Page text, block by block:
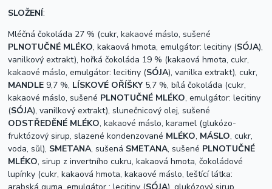
SLOŽENÍ:
Mléčná čokoláda 27 % (cukr, kakaové máslo, sušené
PLNOTUČNÉ MLÉKO, kakaová hmota, emulgátor: lecitiny (SÓJA),
vanilkový extrakt), hořká čokoláda 19 % (kakaová hmota, cukr,
kakaové máslo, emulgátor: lecitiny (SÓJA), vanilka extrakt), cukr,
MANDLE 9,7 %, LÍSKOVÉ OŘÍŠKY5,7 %, bílá čokoláda (cukr,
kakaové máslo, sušené PLNOTUČNÉ MLÉKO, emulgátor: lecitiny
(SÓJA), vanilkový extrakt), slunečnicový olej, sušené
ODSTŘEDĚNÉ MLÉKO, kakaové máslo, karamel (glukózo-
fruktózový sirup, slazené kondenzované MLÉKO, MÁSLO, cukr,
voda, sůl), SMETANA, sušená SMETANA, sušené PLNOTUČNÉ
MLÉKO, sirup z invertního cukru, kakaová hmota, čokoládové
lupínky (cukr, kakaová hmota, kakaové máslo, leštící látka: